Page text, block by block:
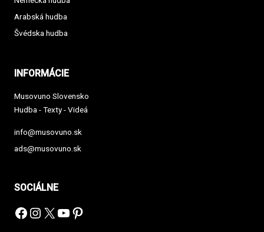
Arabská hudba
Švédska hudba
INFORMÁCIE
Musovuno Slovensko
Hudba - Texty - Videá
info@musovuno.sk
ads@musovuno.sk
SOCIÁLNE
Facebook
Instagram
X YouTube
Pinterest